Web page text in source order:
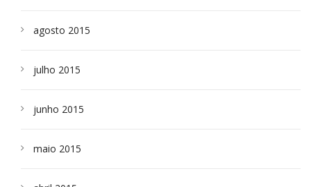
agosto 2015
julho 2015
junho 2015
maio 2015